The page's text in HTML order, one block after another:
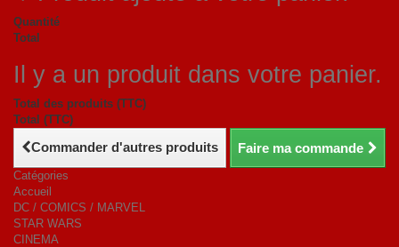
Quantité
Total
Il y a un produit dans votre panier.
Total des produits (TTC)
Total (TTC)
Commander d'autres produits Faire ma commande
Catégories
Accueil
DC / COMICS / MARVEL
STAR WARS
CINEMA